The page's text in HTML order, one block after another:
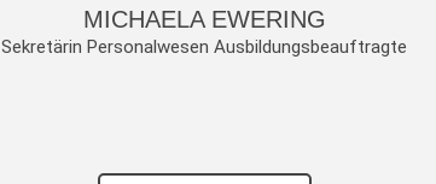
MICHAELA EWERING
Sekretärin Personalwesen Ausbildungsbeauftragte